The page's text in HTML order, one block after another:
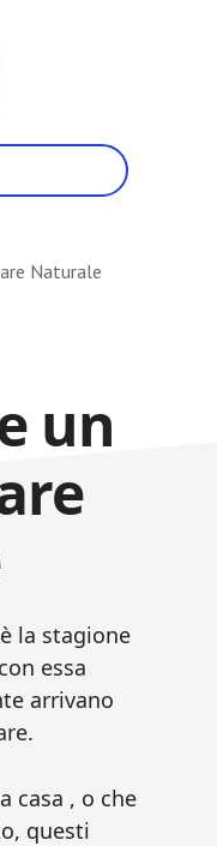
Naturale
un
la stagione
essa
arrivano
casa , o che
questi